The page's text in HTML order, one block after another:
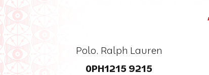
Polo, Ralph Lauren
0PH1215 9215